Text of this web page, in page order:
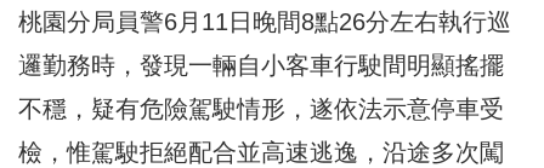
桃園分局員警6月11日晚間8點26分左右執行巡
邏勤務時，發現一輛自小客車行駛間明顯搖擺
不穩，疑有危險駕駛情形，遂依法示意停車受
檢，惟駕駛拒絕配合並高速逃逸，沿途多次闖